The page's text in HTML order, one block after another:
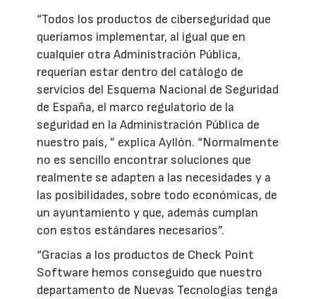
“Todos los productos de ciberseguridad que
queríamos implementar, al igual que en
cualquier otra Administración Pública,
requerían estar dentro del catálogo de
servicios del Esquema Nacional de Seguridad
de España, el marco regulatorio de la
seguridad en la Administración Pública de
nuestro país, ” explica Ayllón. “Normalmente
no es sencillo encontrar soluciones que
realmente se adapten a las necesidades y a
las posibilidades, sobre todo económicas, de
un ayuntamiento y que, además cumplan
con estos estándares necesarios”.
“Gracias a los productos de Check Point
Software hemos conseguido que nuestro
departamento de Nuevas Tecnologías tenga